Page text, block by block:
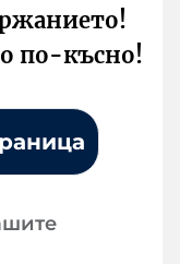
по-късно!